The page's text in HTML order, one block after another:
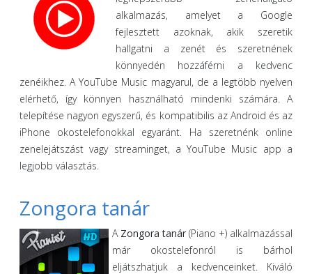
alkalmazás, amelyet a Google
fejlesztett azoknak, akik szeretik
hallgatni a zenét és szeretnének
könnyedén hozzáférni a kedvenc
zenéikhez. A YouTube Music magyarul, de a legtöbb nyelven
elérhető, így könnyen használható mindenki számára. A
telepítése nagyon egyszerű, és kompatibilis az Android és az
iPhone okostelefonokkal egyaránt. Ha szeretnénk online
zenelejátszást vagy streaminget, a YouTube Music app a
legjobb választás.
Zongora tanár
A Zongora tanár (Piano +) alkalmazással
már okostelefonról is bárhol
eljátszhatjuk a kedvenceinket. Kiváló